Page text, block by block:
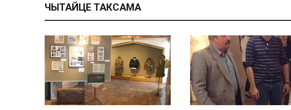
ЧЫТАЙЦЕ ТАКСАМА